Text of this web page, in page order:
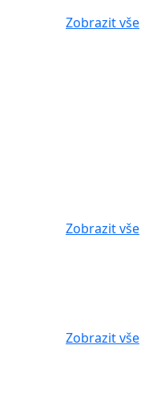
Zobrazit vše
Zobrazit vše
Zobrazit vše